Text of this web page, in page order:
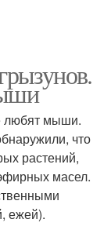
любят мыши.
что
растений,
масел.
ежей).